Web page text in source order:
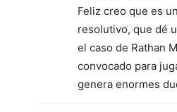
Feliz creo que es
resolutivo, que dé
el caso de Rathan
convocado para
genera enormes